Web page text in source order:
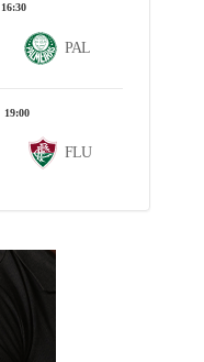
16:30
PAL
19:00
FLU